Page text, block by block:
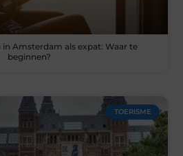
Amsterdam als expat: Waar te
beginnen?
TOERISME